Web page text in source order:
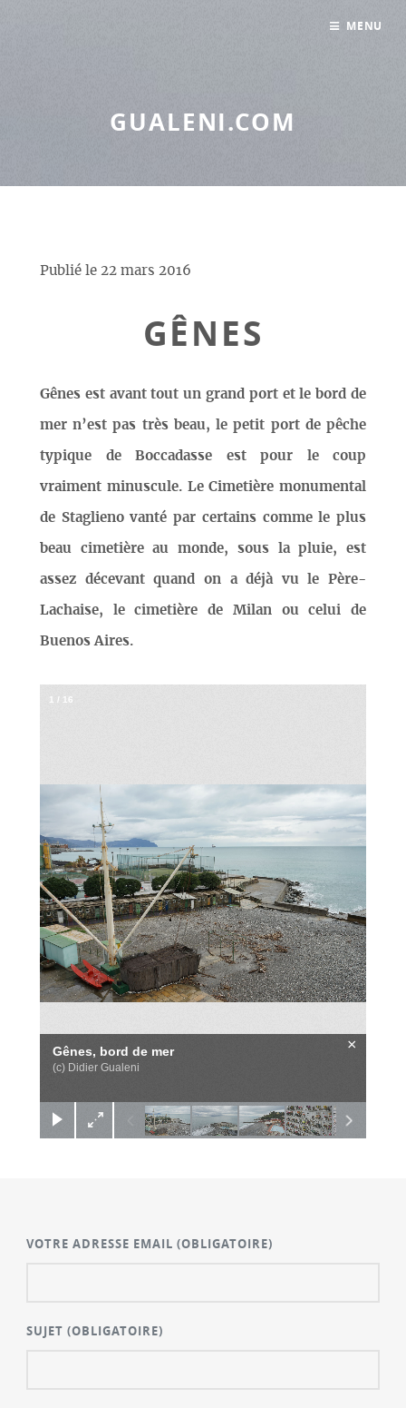
GUALENI.COM
Publié le 22 mars 2016
GÊNES
Gênes est avant tout un grand port et le bord de
mer n’est pas très beau, le petit port de pêche
typique de Boccadasse est pour le coup
vraiment minuscule. Le Cimetière monumental
de Staglieno vanté par certains comme le plus
beau cimetière au monde, sous la pluie, est
assez décevant quand on a déjà vu le Père-
Lachaise, le cimetière de Milan ou celui de
Buenos Aires.
Gênes, bord de mer
(c) Didier Gualeni
×
1 / 16
VOTRE ADRESSE EMAIL(OBLIGATOIRE)
SUJET(OBLIGATOIRE)
MENU